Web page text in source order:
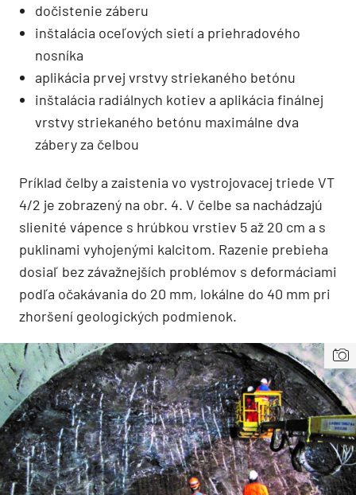
dočistenie záberu
inštalácia oceľových sietí a priehradového
nosníka
aplikácia prvej vrstvy striekaného betónu
inštalácia radiálnych kotiev a aplikácia finálnej
vrstvy striekaného betónu maximálne dva
zábery za čelbou
Príklad čelby a zaistenia vo vystrojovacej triede VT
4/2 je zobrazený na obr. 4. V čelbe sa nachádzajú
slienité vápence s hrúbkou vrstiev 5 až 20 cm a s
puklinami vyhojenými kalcitom. Razenie prebieha
dosiaľ bez závažnejších problémov s deformáciami
podľa očakávania do 20 mm, lokálne do 40 mm pri
zhoršení geologických podmienok.